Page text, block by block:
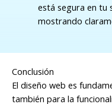
está segura en tu
mostrando
Conclusión
El diseño web es
también para la